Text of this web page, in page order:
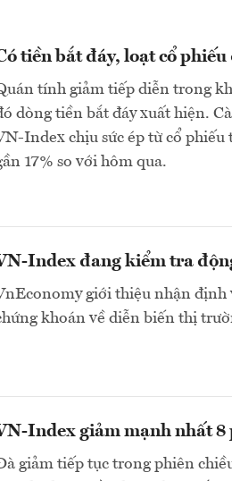
tiền bắt đáy, loạt cổ
tính giảm tiếp diễn trong
dòng tiền bắt đáy xuất hiện.
Index chịu sức ép từ cổ
17% so với hôm qua.
Index đang kiểm tra
giới thiệu nhận định
khoán về diễn biến thị
Index giảm mạnh nhất
giảm tiếp tục trong phiên